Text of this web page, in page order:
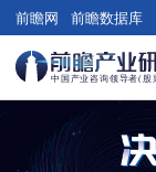
前瞻网 前瞻数据库